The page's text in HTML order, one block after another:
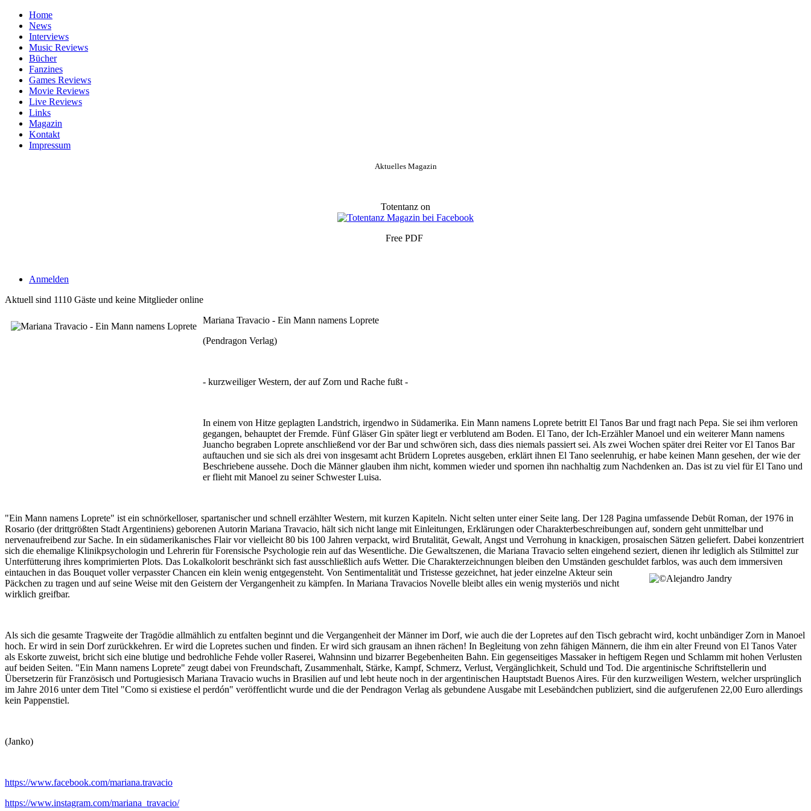
Home
News
Interviews
Music Reviews
Bücher
Fanzines
Games Reviews
Movie Reviews
Live Reviews
Links
Magazin
Kontakt
Impressum
Aktuelles Magazin
Totentanz on
Free PDF
Anmelden
Aktuell sind 1110 Gäste und keine Mitglieder online
Mariana Travacio - Ein Mann namens Loprete
(Pendragon Verlag)
- kurzweiliger Western, der auf Zorn und Rache fußt -
In einem von Hitze geplagten Landstrich, irgendwo in Südamerika. Ein Mann namens Loprete betritt El Tanos Bar und fragt nach Pepa. Sie sei ihm verloren
gegangen, behauptet der Fremde. Fünf Gläser Gin später liegt er verblutend am Boden. El Tano, der Ich-Erzähler Manoel und ein weiterer Mann namens
Juancho begraben Loprete anschließend vor der Bar und schwören sich, dass dies niemals passiert sei. Als zwei Wochen später drei Reiter vor El Tanos Bar
auftauchen und sie sich als drei von insgesamt acht Brüdern Lopretes ausgeben, erklärt ihnen El Tano seelenruhig, er habe keinen Mann gesehen, der wie der
Beschriebene aussehe. Doch die Männer glauben ihm nicht, kommen wieder und spornen ihn nachhaltig zum Nachdenken an. Das ist zu viel für El Tano und
er flieht mit Manoel zu seiner Schwester Luisa.
"Ein Mann namens Loprete" ist ein schnörkelloser, spartanischer und schnell erzählter Western, mit kurzen Kapiteln. Nicht selten unter einer Seite lang. Der 128 Pagina umfassende Debüt Roman, der 1976 in
Rosario (der drittgrößten Stadt Argentiniens) geborenen Autorin Mariana Travacio, hält sich nicht lange mit Einleitungen, Erklärungen oder Charakterbeschreibungen auf, sondern geht unmittelbar und
nervenaufreibend zur Sache. In ein südamerikanisches Flair vor vielleicht 80 bis 100 Jahren verpackt, wird Brutalität, Gewalt, Angst und Verrohung in knackigen, prosaischen Sätzen geliefert. Dabei konzentriert
sich die ehemalige Klinikpsychologin und Lehrerin für Forensische Psychologie rein auf das Wesentliche. Die Gewaltszenen, die Mariana Travacio selten eingehend seziert, dienen ihr lediglich als Stilmittel zur
Unterfütterung ihres komprimierten Plots. Das Lokalkolorit beschränkt sich fast ausschließlich aufs Wetter. Die Charakterzeichnungen bleiben den Umständen geschuldet farblos, was auch dem immersiven
eintauchen in das Bouquet voller verpasster Chancen ein klein wenig entgegensteht. Von Sentimentalität und Tristesse gezeichnet, hat jeder einzelne Akteur sein
Päckchen zu tragen und auf seine Weise mit den Geistern der Vergangenheit zu kämpfen. In Mariana Travacios Novelle bleibt alles ein wenig mysteriös und nicht
wirklich greifbar.
Als sich die gesamte Tragweite der Tragödie allmählich zu entfalten beginnt und die Vergangenheit der Männer im Dorf, wie auch die der Lopretes auf den Tisch gebracht wird, kocht unbändiger Zorn in Manoel
hoch. Er wird in sein Dorf zurückkehren. Er wird die Lopretes suchen und finden. Er wird sich grausam an ihnen rächen! In Begleitung von zehn fähigen Männern, die ihm ein alter Freund von El Tanos Vater
als Eskorte zuweist, bricht sich eine blutige und bedrohliche Fehde voller Raserei, Wahnsinn und bizarrer Begebenheiten Bahn. Ein gegenseitiges Massaker in heftigem Regen und Schlamm mit hohen Verlusten
auf beiden Seiten. "Ein Mann namens Loprete" zeugt dabei von Freundschaft, Zusammenhalt, Stärke, Kampf, Schmerz, Verlust, Vergänglichkeit, Schuld und Tod. Die argentinische Schriftstellerin und
Übersetzerin für Französisch und Portugiesisch Mariana Travacio wuchs in Brasilien auf und lebt heute noch in der argentinischen Hauptstadt Buenos Aires. Für den kurzweiligen Western, welcher ursprünglich
im Jahre 2016 unter dem Titel "Como si existiese el perdón" veröffentlicht wurde und die der Pendragon Verlag als gebundene Ausgabe mit Lesebändchen publiziert, sind die aufgerufenen 22,00 Euro allerdings
kein Pappenstiel.
(Janko)
https://www.facebook.com/mariana.travacio
https://www.instagram.com/mariana_travacio/